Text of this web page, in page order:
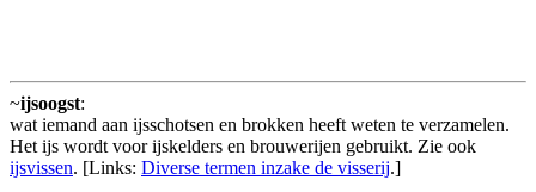
~ijsoogst:
wat iemand aan ijsschotsen en brokken heeft weten te verzamelen.
Het ijs wordt voor ijskelders en brouwerijen gebruikt. Zie ook
ijsvissen. [Links: Diverse termen inzake de visserij.]